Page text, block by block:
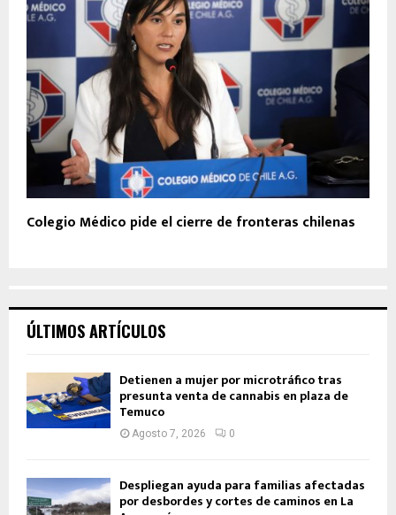
Colegio Médico pide el cierre de fronteras chilenas
ÚLTIMOS ARTÍCULOS
Detienen a mujer por microtráfico tras
presunta venta de cannabis en plaza de
Temuco
Agosto 7, 2026 0
Despliegan ayuda para familias afectadas
por desbordes y cortes de caminos en La